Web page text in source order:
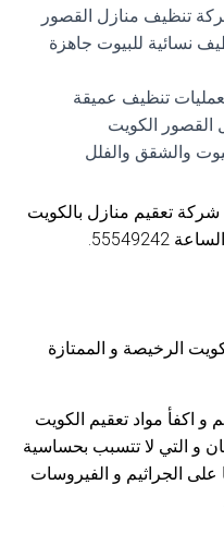
تنظيف منازل القصور
نسائية للبيوت جاهزة
تنظيف عميقة
الكويت
والشقق والفلل
تعقيم منازل بالكويت
الرخيصة و الممتازة
اكفأ مواد تعقيم الكويت
و التي لا تتسبب بحساسية
على الجراثيم و الفيروسات